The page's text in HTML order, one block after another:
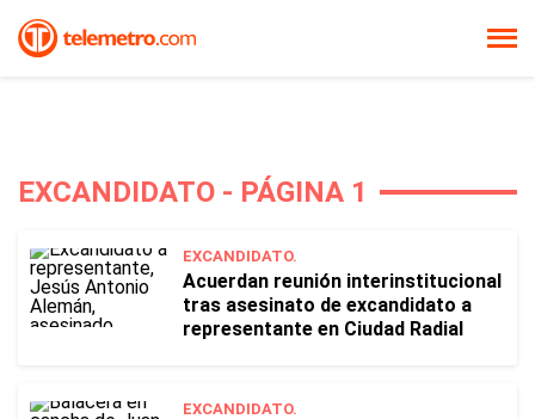
EXCANDIDATO - PÁGINA 1
EXCANDIDATO.
Acuerdan reunión interinstitucional
tras asesinato de excandidato a
representante en Ciudad Radial
EXCANDIDATO.